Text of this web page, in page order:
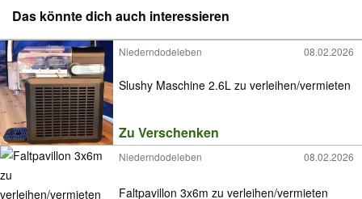
Das könnte dich auch interessieren
Niederndodeleben 08.02.2026
Slushy Maschine 2.6L zu verleihen/vermieten
Zu Verschenken
Niederndodeleben 08.02.2026
Faltpavillon 3x6m zu verleihen/vermieten